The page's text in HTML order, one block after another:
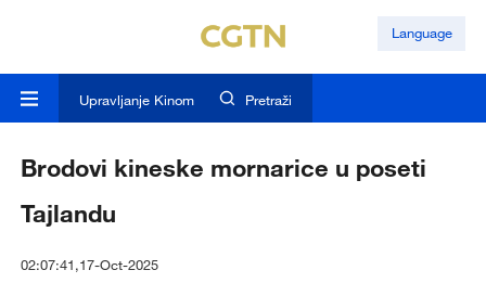
Language
Upravljanje Kinom Pretraži
Brodovi kineske mornarice u poseti
Tajlandu
02:07:41,17-Oct-2025